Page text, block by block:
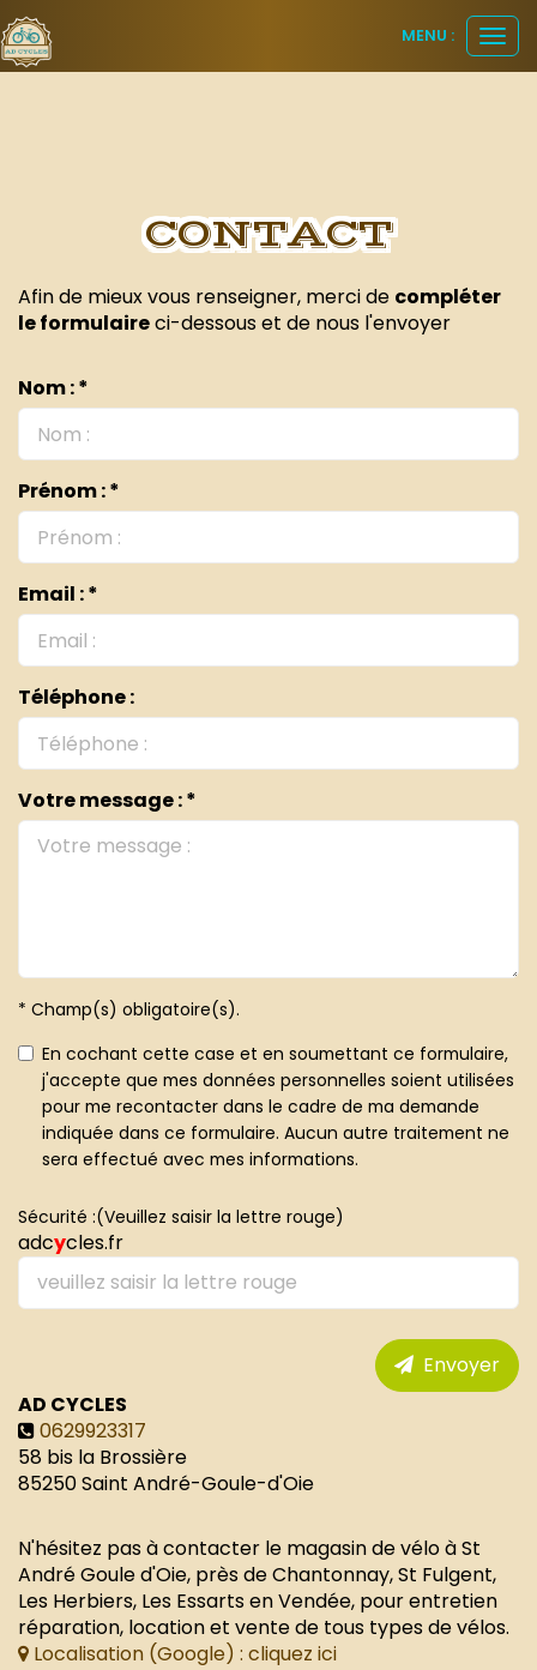
le
MENU :
CONTACT
Afin de mieux vous renseigner, merci de compléter
le formulaireci-dessous et de nous l'envoyer
Nom : *
Prénom : *
Email : *
Téléphone :
Votre message : *
* Champ(s) obligatoire(s).
En cochant cette case et en soumettant ce formulaire,
j'accepte que mes données personnelles soient utilisées
pour me recontacter dans le cadre de ma demande
indiquée dans ce formulaire. Aucun autre traitement ne
sera effectué avec mes informations.
Sécurité :(Veuillez saisir la lettre rouge)
adcycles.fr
Envoyer
AD CYCLES
0629923317
58 bis la Brossière
85250Saint André-Goule-d'Oie
N'hésitez pas à contacter le magasin de vélo à St
André Goule d'Oie, près de Chantonnay, St Fulgent,
Les Herbiers, Les Essarts en Vendée, pour entretien
réparation, location et vente de tous types de vélos.
Localisation (Google) : cliquez ici
Panneau de gestion des cookies